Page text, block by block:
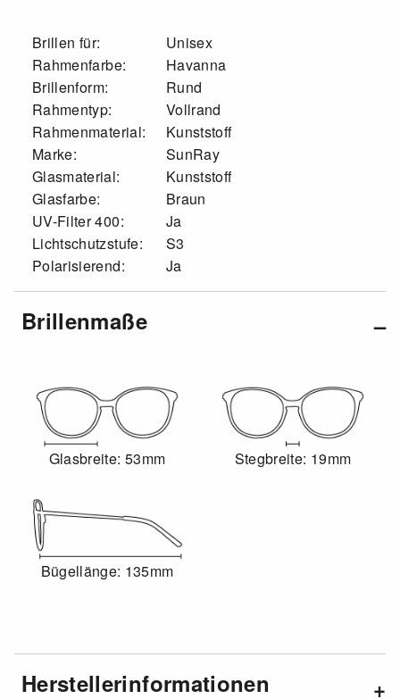
Brillen für:
Unisex
Rahmenfarbe:
Havanna
Brillenform:
Rund
Rahmentyp:
Vollrand
Rahmenmaterial:
Kunststoff
Marke:
SunRay
Glasmaterial:
Kunststoff
Glasfarbe:
Braun
UV-Filter 400:
Ja
Lichtschutzstufe:
S3
Polarisierend:
Ja
Brillenmaße
Glasbreite: 53mm Stegbreite: 19mm
Bügellänge: 135mm
Herstellerinformationen